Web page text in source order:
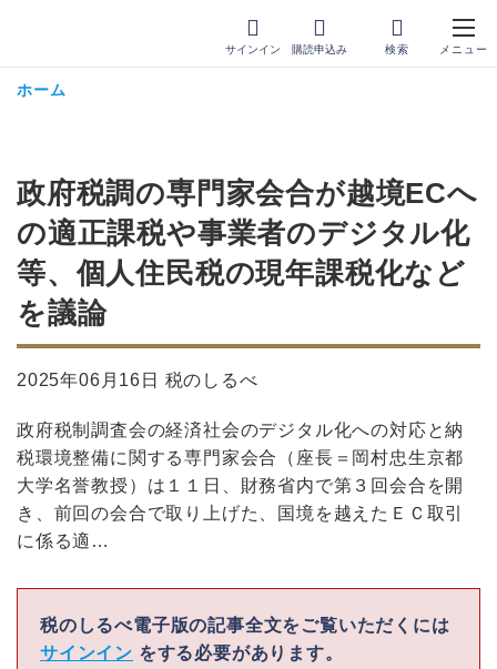
サインイン 購読申込み
ホーム
政府税調の専門家会合が越境ECへ
の適正課税や事業者のデジタル化
等、個人住民税の現年課税化など
を議論
2025年06月16日 税のしるべ
政府税制調査会の経済社会のデジタル化への対応と納
税環境整備に関する専門家会合（座長＝岡村忠生京都
大学名誉教授）は１１日、財務省内で第３回会合を開
き、前回の会合で取り上げた、国境を越えたＥＣ取引
に係る適…
税のしるべ電子版の記事全文をご覧いただくには
サインイン をする必要があります。